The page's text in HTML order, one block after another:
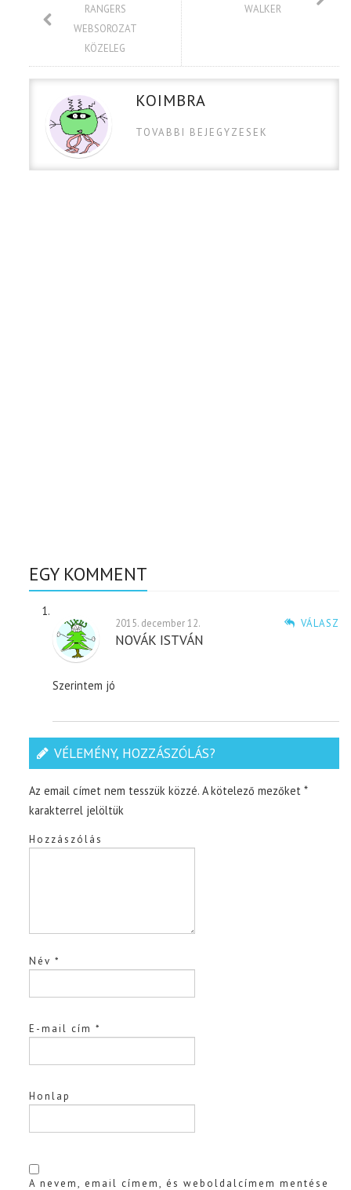
RANGERS
WEBSOROZAT
KÖZELEG
WALKER
KOIMBRA
TOVABBI BEJEGYZESEK
EGY KOMMENT
VÁLASZ
2015. december 12.
NOVÁK ISTVÁN
Szerintem jó
VÉLEMÉNY, HOZZÁSZÓLÁS?
Az email címet nem tesszük közzé. A kötelező mezőket*
karakterrel jelöltük
Hozzászólás
Név*
E-mail cím*
Honlap
A nevem, email címem, és weboldalcímem mentése